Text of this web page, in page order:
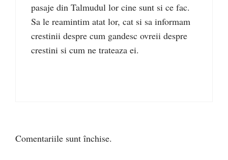
pasaje din Talmudul lor cine sunt si ce fac.
Sa le reamintim atat lor, cat si sa informam
crestinii despre cum gandesc ovreii despre
crestini si cum ne trateaza ei.
Comentariile sunt închise.